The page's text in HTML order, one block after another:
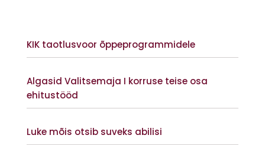
KIK taotlusvoor õppeprogrammidele
Algasid Valitsemaja I korruse teise osa
ehitustööd
Luke mõis otsib suveks abilisi